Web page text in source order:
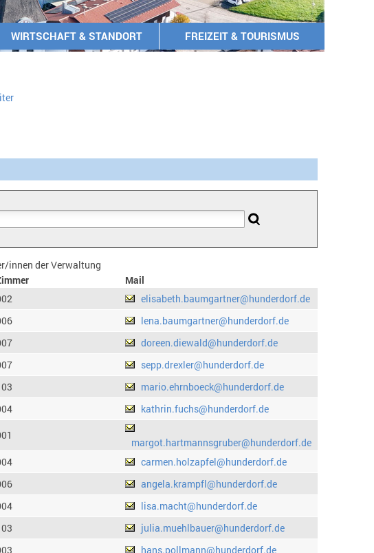
WIRTSCHAFT & STANDORT FREIZEIT & TOURISMUS
innen der Verwaltung
Mail
elisabeth.baumgartner@hunderdorf.de
lena.baumgartner@hunderdorf.de
doreen.diewald@hunderdorf.de
sepp.drexler@hunderdorf.de
mario.ehrnboeck@hunderdorf.de
kathrin.fuchs@hunderdorf.de
margot.hartmannsgruber@hunderdorf.de
carmen.holzapfel@hunderdorf.de
angela.krampfl@hunderdorf.de
lisa.macht@hunderdorf.de
julia.muehlbauer@hunderdorf.de
hans.pollmann@hunderdorf.de